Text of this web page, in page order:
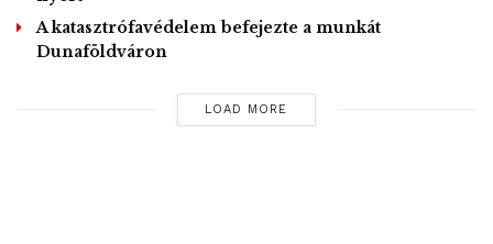
A katasztrófavédelem befejezte a munkát
Dunaföldváron
LOAD MORE